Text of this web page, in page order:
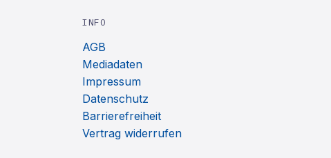
INFO
AGB
Mediadaten
Impressum
Datenschutz
Barrierefreiheit
Vertrag widerrufen